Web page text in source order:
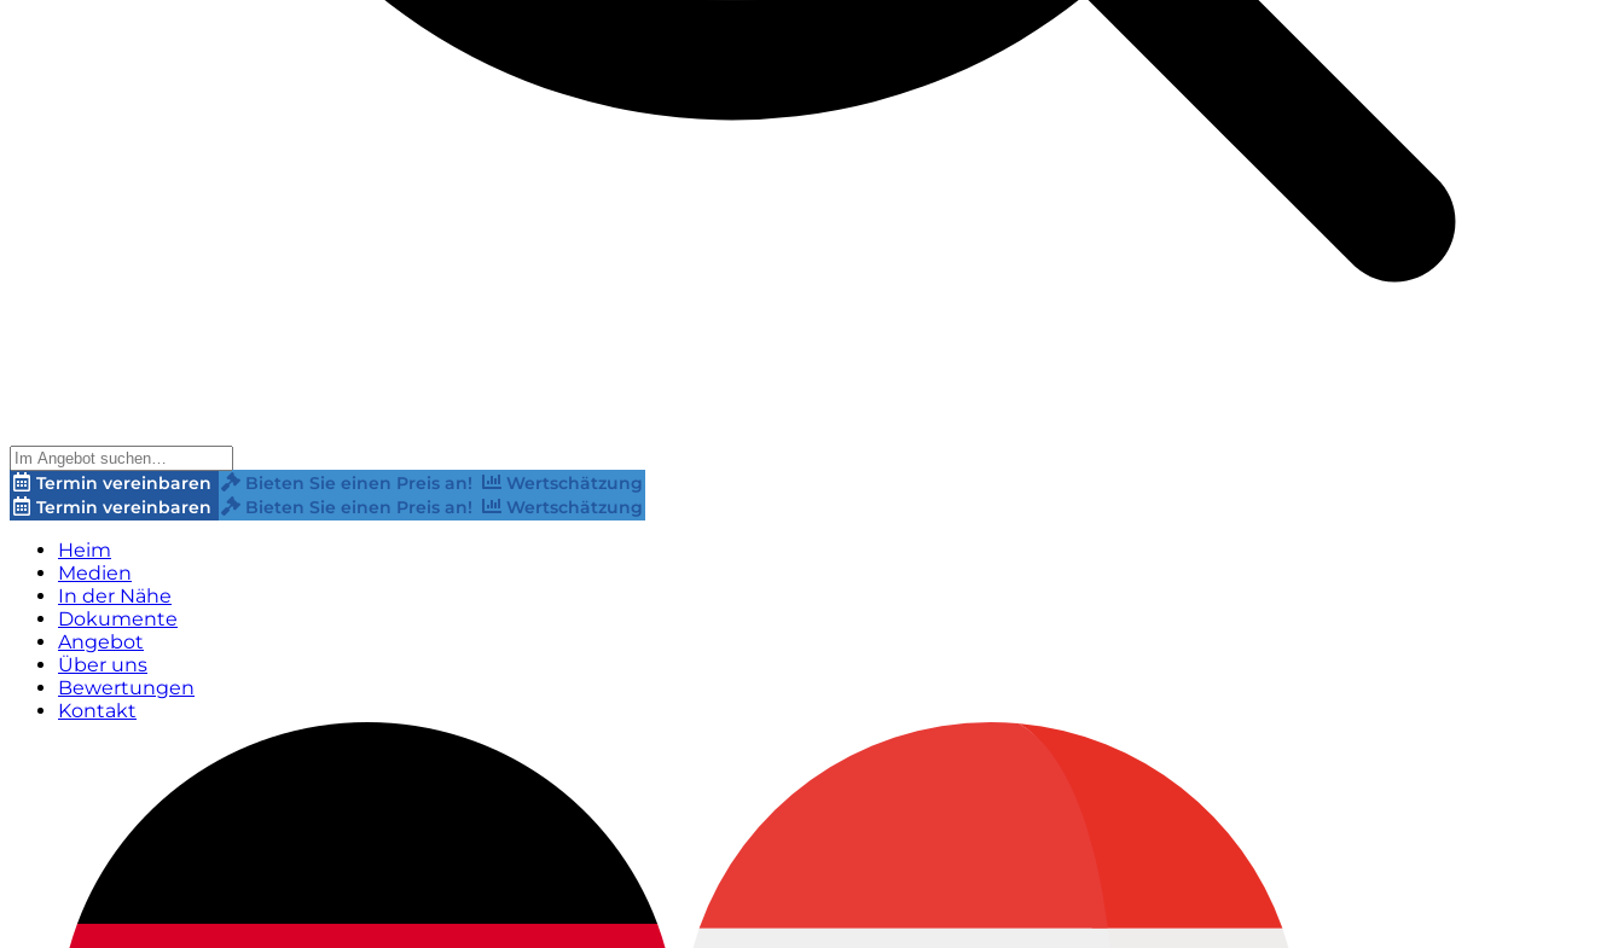
Termin vereinbaren Bieten Sie einen Preis an!
Wertschätzung
Termin vereinbaren
Bieten Sie einen Preis an! Wertschätzung
Heim
Medien
In der Nähe
Dokumente
Angebot
Über uns
Bewertungen
Kontakt